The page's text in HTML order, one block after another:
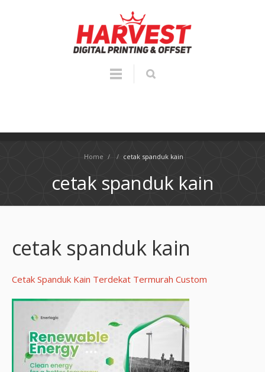
Home / / cetak spanduk kain
cetak spanduk kain
cetak spanduk kain
Cetak Spanduk Kain Terdekat Termurah Custom